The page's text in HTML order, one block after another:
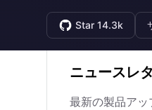
Star 14.3k
ニュースレ
最新の製品ア